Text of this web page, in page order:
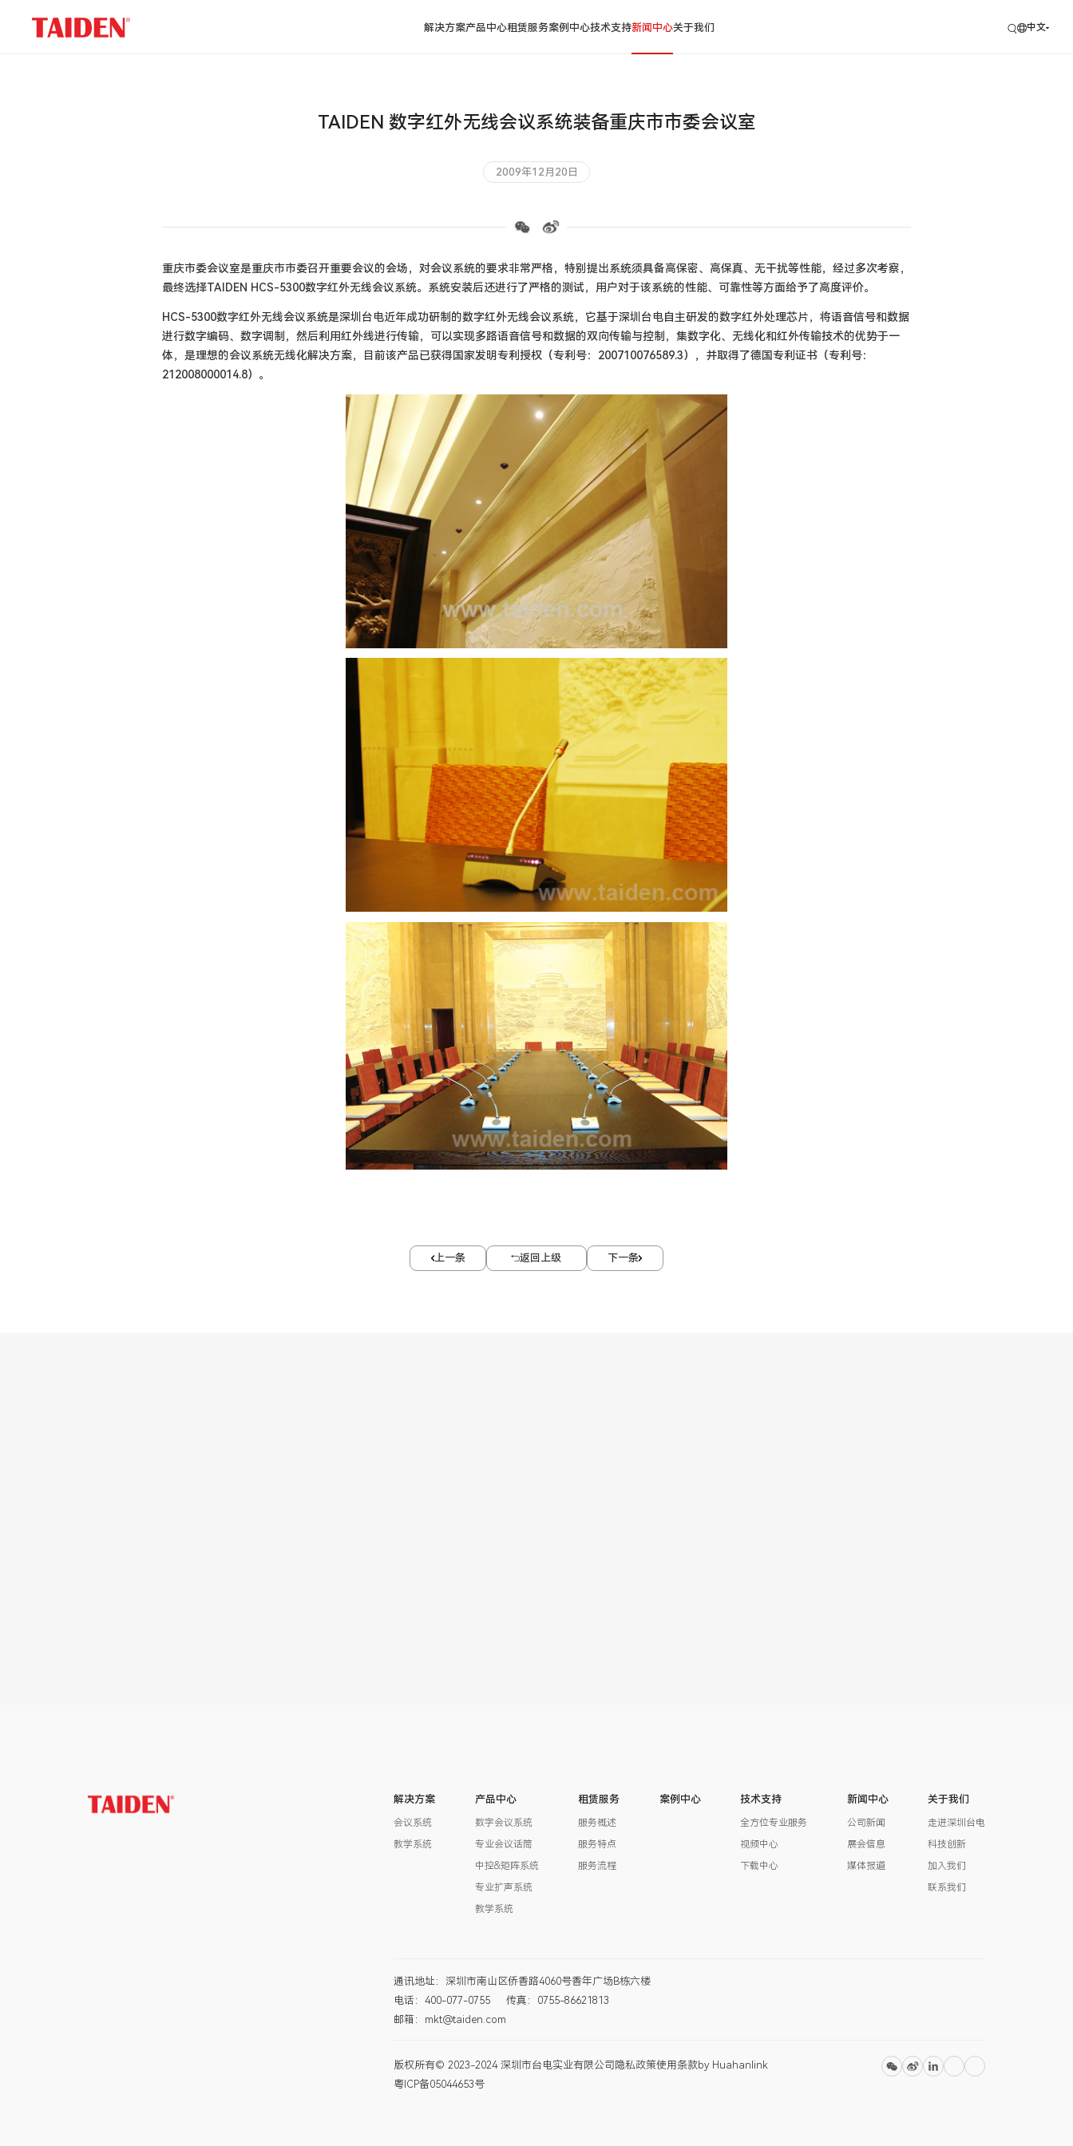
解决方案产品中心租赁服务案例中心技术支持新闻中心关于我们 中文
TAIDEN 数字红外无线会议系统装备重庆市市委会议室
2009年12月20日
重庆市委会议室是重庆市市委召开重要会议的会场，对会议系统的要求非常严格，特别提出系统须具备高保密、高保真、无干扰等性能，经过多次考察，
最终选择TAIDEN HCS-5300数字红外无线会议系统。系统安装后还进行了严格的测试，用户对于该系统的性能、可靠性等方面给予了高度评价。
HCS-5300数字红外无线会议系统是深圳台电近年成功研制的数字红外无线会议系统，它基于深圳台电自主研发的数字红外处理芯片，将语音信号和数据
进行数字编码、数字调制，然后利用红外线进行传输，可以实现多路语音信号和数据的双向传输与控制，集数字化、无线化和红外传输技术的优势于一
体，是理想的会议系统无线化解决方案，目前该产品已获得国家发明专利授权（专利号：200710076589.3），并取得了德国专利证书（专利号：
212008000014.8）。
上一条 返回上级 下一条
解决方案
会议系统
教学系统
产品中心
数字会议系统
专业会议话筒
中控&矩阵系统
专业扩声系统
教学系统
租赁服务
服务概述
服务特点
服务流程
案例中心 技术支持
全方位专业服务
视频中心
下载中心
新闻中心
公司新闻
展会信息
媒体报道
关于我们
走进深圳台电
科技创新
加入我们
联系我们
通讯地址：深圳市南山区侨香路4060号香年广场B栋六楼
电话：400-077-0755
传真：0755-86621813
邮箱：mkt@taiden.com
版权所有© 2023-2024 深圳市台电实业有限公司
粤ICP备05044653号
隐私政策使用条款 by Huahanlink